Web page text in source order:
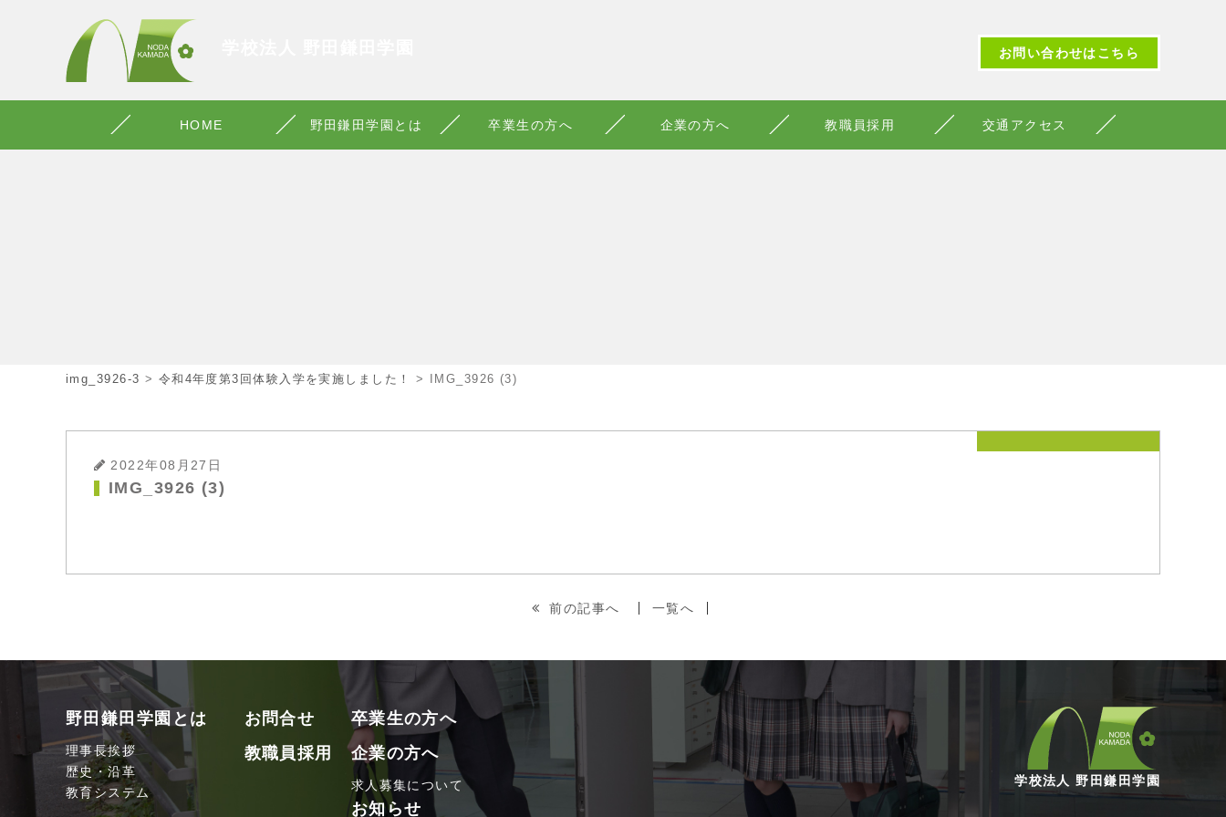
お問い合わせはこちら
HOME 野田鎌田学園とは 卒業生の方へ 企業の方へ 教職員採用 交通アクセス
img_3926-3 > 令和4年度第3回体験入学を実施しました！ > IMG_3926 (3)
2022年08月27日
IMG_3926 (3)
前の記事へ 一覧へ
野田鎌田学園とは
理事長挨拶
歴史・沿革
教育システム
お問合せ
教職員採用
卒業生の方へ
企業の方へ
求人募集について
お知らせ
学校法人 野田鎌田学園